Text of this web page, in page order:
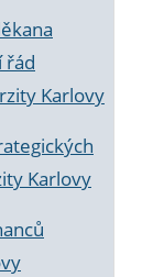
řád
Karlovy
Karlovy